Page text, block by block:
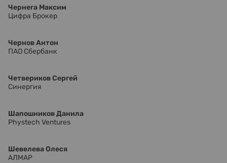
Чернега Максим
Цифра Брокер
Чернов Антон
ПАО Сбербанк
Четвериков Сергей
Синергия
Шапошников Данила
Phystech Ventures
Шевелева Олеся
АЛМАР